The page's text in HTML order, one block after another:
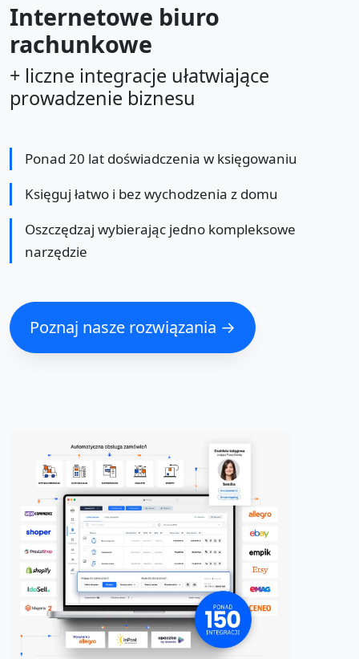
Internetowe biuro
rachunkowe
+ liczne integracje ułatwiające
prowadzenie biznesu
Ponad 20 lat doświadczenia w księgowaniu
Księguj łatwo i bez wychodzenia z domu
Oszczędzaj wybierając jedno kompleksowe
narzędzie
Poznaj nasze rozwiązania →